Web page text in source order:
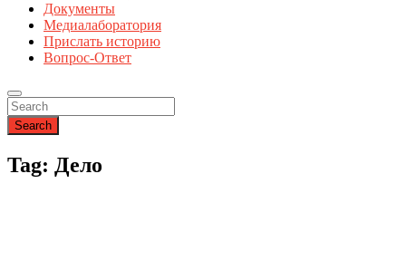
Документы
Медиалаборатория
Прислать историю
Вопрос-Ответ
Search
Tag: Дело